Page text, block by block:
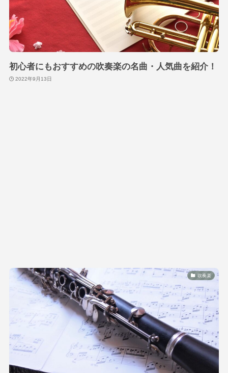
初心者にもおすすめの吹奏楽の名曲・人気曲を紹介！
2022年9月13日
吹奏楽